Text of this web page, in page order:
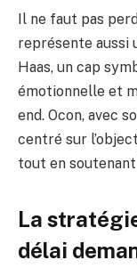
Il ne faut pas
représente aussi
Haas, un cap
émotionnelle et
end. Ocon, avec
centré sur
tout en
La
délai